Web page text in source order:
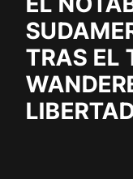
TRAS EL